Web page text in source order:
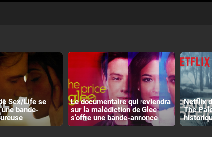
Sex/Life se
bande-
Le documentaire qui reviendra
sur la malédiction de Glee
s’offre une bande-annonce
Netflix
The